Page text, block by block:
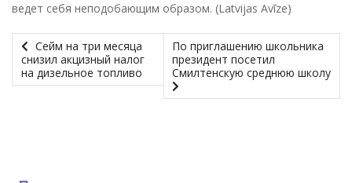
ведет себя неподобающим образом. (Latvijas Avīze)
Сейм на три месяца
снизил акцизный налог
на дизельное топливо
По приглашению школьника
президент посетил
Смилтенскую среднюю школу